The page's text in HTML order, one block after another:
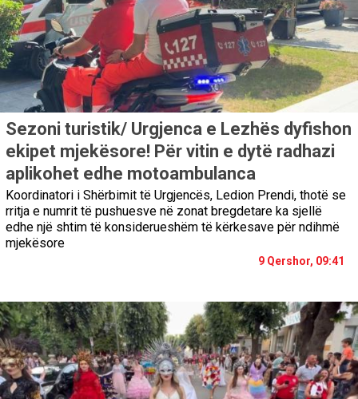
Sezoni turistik/ Urgjenca e Lezhës dyfishon
ekipet mjekësore! Për vitin e dytë radhazi
aplikohet edhe motoambulanca
Koordinatori i Shërbimit të Urgjencës, Ledion Prendi, thotë se
rritja e numrit të pushuesve në zonat bregdetare ka sjellë
edhe një shtim të konsiderueshëm të kërkesave për ndihmë
mjekësore
9 Qershor, 09:41